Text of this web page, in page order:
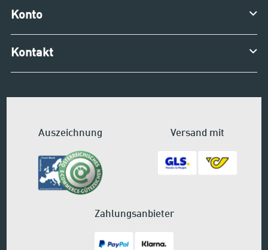
Konto
Kontakt
Auszeichnung Versand mit
Zahlungsanbieter